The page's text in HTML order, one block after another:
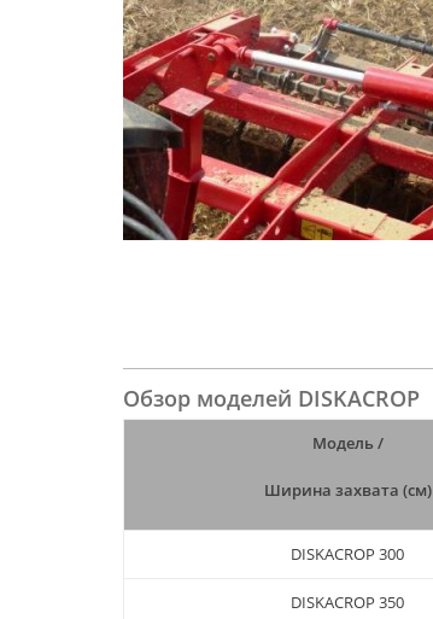
Обзор моделей DISKACROP
Модель /
Ширина захвата (см)
DISKACROP 300
DISKACROP 350